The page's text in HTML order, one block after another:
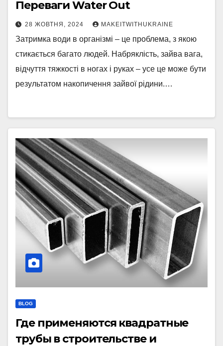
Переваги Water Out
28 ЖОВТНЯ, 2024 MAKEITWITHUKRAINE
Затримка води в організмі – це проблема, з якою
стикається багато людей. Набряклість, зайва вага,
відчуття тяжкості в ногах і руках – усе це може бути
результатом накопичення зайвої рідини.…
BLOG
Где применяются квадратные
трубы в строительстве и